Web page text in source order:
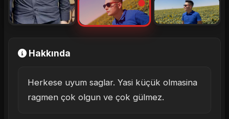
Hakkında
Herkese uyum saglar. Yasi küçük olmasina
ragmen çok olgun ve çok gülmez.